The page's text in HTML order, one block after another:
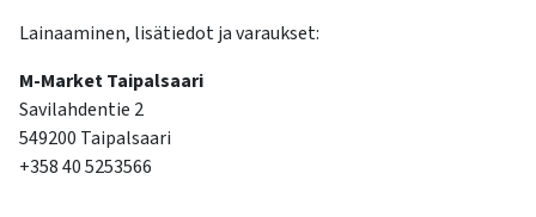
Lainaaminen, lisätiedot ja varaukset:
M-Market Taipalsaari
Savilahdentie 2
549200 Taipalsaari
+358 40 5253566